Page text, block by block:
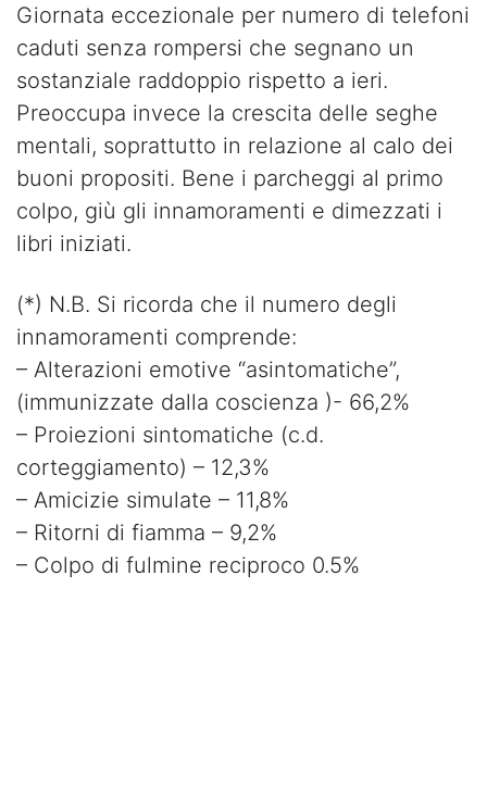
Giornata eccezionale per numero di telefoni
caduti senza rompersi che segnano un
sostanziale raddoppio rispetto a ieri.
Preoccupa invece la crescita delle seghe
mentali, soprattutto in relazione al calo dei
buoni propositi. Bene i parcheggi al primo
colpo, giù gli innamoramenti e dimezzati i
libri iniziati.
(*) N.B. Si ricorda che il numero degli
innamoramenti comprende:
– Alterazioni emotive “asintomatiche”,
(immunizzate dalla coscienza )- 66,2%
– Proiezioni sintomatiche (c.d.
corteggiamento) – 12,3%
– Amicizie simulate – 11,8%
– Ritorni di fiamma – 9,2%
– Colpo di fulmine reciproco 0.5%